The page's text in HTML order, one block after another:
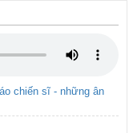
chiến sĩ - những ân